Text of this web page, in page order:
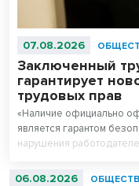
07.08.2026
Заключенный
гарантирует
трудовых прав
«Наличие официально
является гарантом
нарушения
договор», - рассказал
06.08.2026